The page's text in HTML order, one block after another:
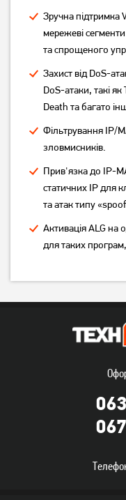
Маршрутизатор TP-
Archer AX12
1 849грн
TL-WR841N 2.4 ГГц
Зручна підтримка
мережеві
та спрощеного
Захист від DoS-
DoS-атаки, такі
Death та багато
Фільтрування IP/
зловмисників.
Прив'язка до IP-
статичних IP для
та атак типу
Активація ALG на
для таких